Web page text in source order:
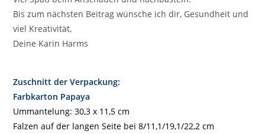
Bis zum nächsten Beitrag wünsche ich dir, Gesundheit und
viel Kreativität,
Deine Karin Harms
Zuschnitt der Verpackung:
Farbkarton Papaya
Ummantelung: 30,3 x 11,5 cm
Falzen auf der langen Seite bei 8/11,1/19,1/22,2 cm